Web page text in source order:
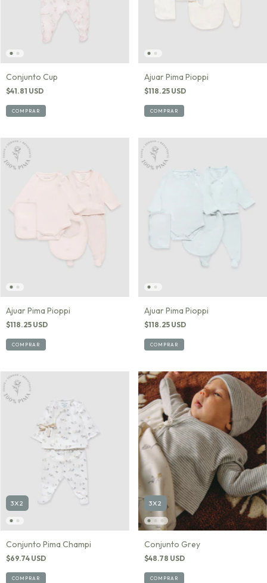
Conjunto Cup
$41.81 USD
COMPRAR
Ajuar Pima Pioppi
$118.25 USD
COMPRAR
Ajuar Pima Pioppi
$118.25 USD
COMPRAR
Ajuar Pima Pioppi
$118.25 USD
COMPRAR
3X2
Conjunto Pima Champi
$69.74 USD
COMPRAR
3X2
Conjunto Grey
$48.78 USD
COMPRAR